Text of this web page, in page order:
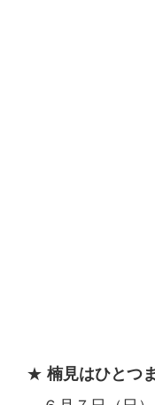
★ 楠見はひとつ